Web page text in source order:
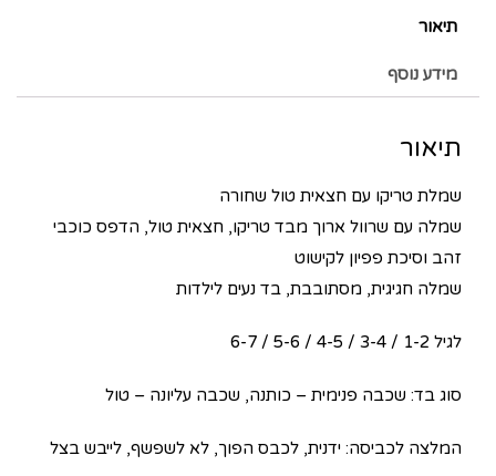
תיאור
מידע נוסף
תיאור
שמלת טריקו עם חצאית טול שחורה
שמלה עם שרוול ארוך מבד טריקו, חצאית טול, הדפס כוכבי
זהב וסיכת פפיון לקישוט
שמלה חגיגית, מסתובבת, בד נעים לילדות
לגיל 1-2 / 3-4 / 4-5 / 5-6 / 6-7
סוג בד: שכבה פנימית – כותנה, שכבה עליונה – טול
המלצה לכביסה: ידנית, לכבס הפוך, לא לשפשף, לייבש בצל